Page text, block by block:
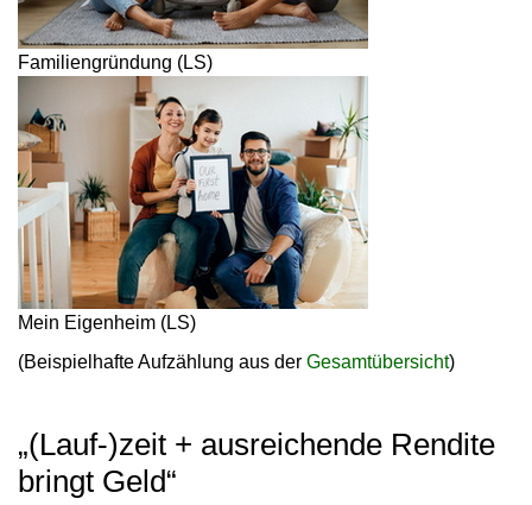
Familiengründung (LS)
Mein Eigenheim (LS)
(Beispielhafte Aufzählung aus der Gesamtübersicht)
„(Lauf-)zeit + ausreichende Rendite
bringt Geld“